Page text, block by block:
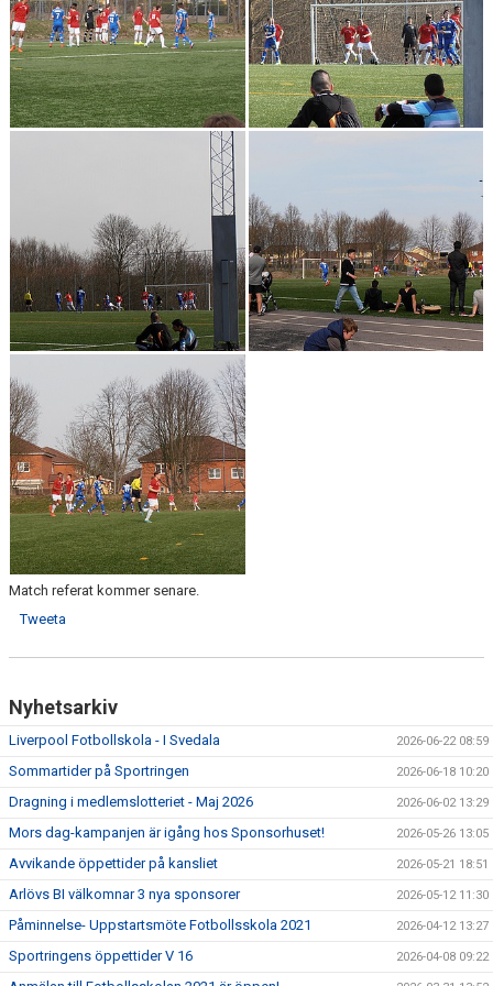
KALENDER
GDPR
HITTA HIT
Match referat kommer senare.
Tweeta
Nyhetsarkiv
Liverpool Fotbollskola - I Svedala 2026-06-22 08:59
Sommartider på Sportringen 2026-06-18 10:20
Dragning i medlemslotteriet - Maj 2026 2026-06-02 13:29
Mors dag-kampanjen är igång hos Sponsorhuset! 2026-05-26 13:05
Avvikande öppettider på kansliet 2026-05-21 18:51
Arlövs BI välkomnar 3 nya sponsorer 2026-05-12 11:30
Påminnelse- Uppstartsmöte Fotbollsskola 2021 2026-04-12 13:27
Sportringens öppettider V 16 2026-04-08 09:22